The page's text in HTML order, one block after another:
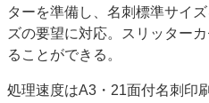
ターを準備し、名刺標準サイ
ズの要望に対応。スリッター
ることができる。
処理速度はA3・21面付名刺印